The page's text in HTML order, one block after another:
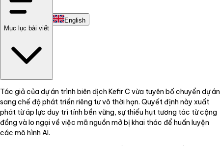
English
Mục lục bài viết
Tác giả của dự án trình biên dịch Kefir C vừa tuyên bố chuyển dự án
sang chế độ phát triển riêng tư vô thời hạn. Quyết định này xuất
phát từ áp lực duy trì tính bền vững, sự thiếu hụt tương tác từ cộng
đồng và lo ngại về việc mã nguồn mở bị khai thác để huấn luyện
các mô hình AI.